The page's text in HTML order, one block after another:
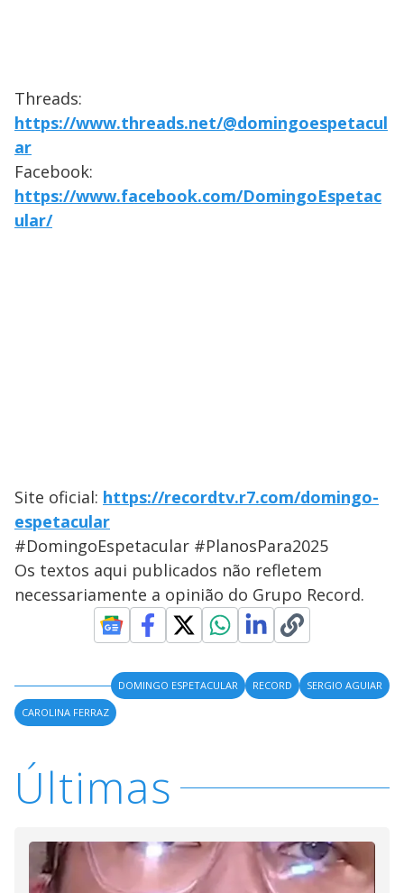
Threads:
https://www.threads.net/@domingoespetacul
ar
Facebook:
https://www.facebook.com/DomingoEspetac
ular/
Site oficial: https://recordtv.r7.com/domingo-
espetacular
#DomingoEspetacular #PlanosPara2025
Os textos aqui publicados não refletem
necessariamente a opinião do Grupo Record.
DOMINGO ESPETACULAR RECORD
SERGIO AGUIAR
CAROLINA FERRAZ
Últimas